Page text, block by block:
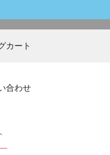
カート
合わせ